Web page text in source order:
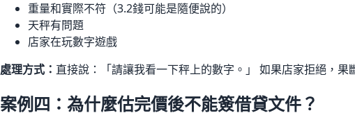
重量和實際不符（3.2錢可能是隨便說的）
天秤有問題
店家在玩數字遊戲
處理方式： 直接說：「請讓我看一下秤上的數字。」 如果店家拒絕，果
案例四：為什麼估完價後不能簽借貸文件？